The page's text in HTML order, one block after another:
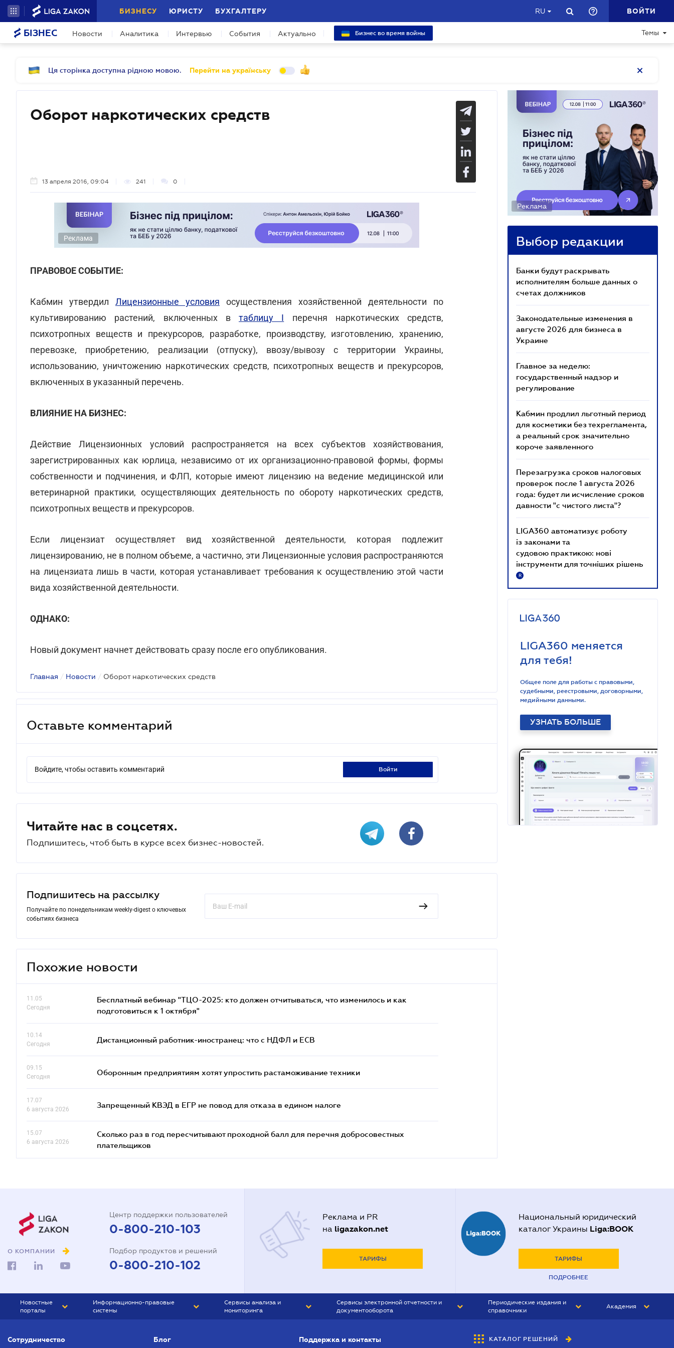
БИЗНЕСУ ЮРИСТУ БУХГАЛТЕРУ RU ВОЙТИ
БІЗНЕС Новости Аналитика Интервью События Актуально Бизнес во время войны Темы
Ця сторінка доступна рідною мовою. Перейти на українську
Оборот наркотических средств
13 апреля 2016, 09:04 241 0
Реклама
ПРАВОВОЕ СОБЫТИЕ:
Кабмин утвердил Лицензионные условия осуществления хозяйственной деятельности по
культивированию растений, включенных в таблицу I перечня наркотических средств,
психотропных веществ и прекурсоров, разработке, производству, изготовлению, хранению,
перевозке, приобретению, реализации (отпуску), ввозу/вывозу с территории Украины,
использованию, уничтожению наркотических средств, психотропных веществ и прекурсоров,
включенных в указанный перечень.
ВЛИЯНИЕ НА БИЗНЕС:
Действие Лицензионных условий распространяется на всех субъектов хозяйствования,
зарегистрированных как юрлица, независимо от их организационно-правовой формы, формы
собственности и подчинения, и ФЛП, которые имеют лицензию на ведение медицинской или
ветеринарной практики, осуществляющих деятельность по обороту наркотических средств,
психотропных веществ и прекурсоров.
Если лицензиат осуществляет вид хозяйственной деятельности, которая подлежит
лицензированию, не в полном объеме, а частично, эти Лицензионные условия распространяются
на лицензиата лишь в части, которая устанавливает требования к осуществлению этой части
вида хозяйственной деятельности.
ОДНАКО:
Новый документ начнет действовать сразу после его опубликования.
Главная / Новости / Оборот наркотических средств
Оставьте комментарий
Войдите, чтобы оставить комментарий войти
Читайте нас в соцсетях.
Подпишитесь, чтоб быть в курсе всех бизнес-новостей.
Подпишитесь на рассылку
Получайте по понедельникам weekly-digest о ключевых
событиях бизнеса
Похожие новости
11.05
Сегодня
Бесплатный вебинар "ТЦО-2025: кто должен отчитываться, что изменилось и как
подготовиться к 1 октября"
10.14
Сегодня
Дистанционный работник-иностранец: что с НДФЛ и ЕСВ
09.15
Сегодня
Оборонным предприятиям хотят упростить растаможивание техники
17.07
6 августа 2026
Запрещенный КВЭД в ЕГР не повод для отказа в едином налоге
15.07
6 августа 2026
Сколько раз в год пересчитывают проходной балл для перечня добросовестных
плательщиков
Реклама
Выбор редакции
Банки будут раскрывать
исполнителям больше данных о
счетах должников
Законодательные изменения в
августе 2026 для бизнеса в
Украине
Главное за неделю:
государственный надзор и
регулирование
Кабмин продлил льготный период
для косметики без техрегламента,
а реальный срок значительно
короче заявленного
Перезагрузка сроков налоговых
проверок после 1 августа 2026
года: будет ли исчисление сроков
давности "с чистого листа"?
LIGA360 автоматизує роботу
із законами та
судовою практикою: нові
інструменти для точніших рішень
R
LIGA360 меняется
для тебя!
Общее поле для работы с правовыми,
судебными, реестровыми, договорными,
медийными данными.
УЗНАТЬ БОЛЬШЕ
О КОМПАНИИ
Центр поддержки пользователей
0-800-210-103
Подбор продуктов и решений
0-800-210-102
Реклама и PR
на ligazakon.net
ТАРИФЫ
Национальный юридический
каталог Украины Liga:BOOK
ТАРИФЫ
ПОДРОБНЕЕ
Новостные
порталы
БИЗНЕС
Информационно-правовые
системы
Сервисы анализа и
мониторинга
Сервисы электронной отчетности и
документооборота
Периодические издания и
справочники
БУХГАЛТЕР&ЗАКОН
Академия
Сотрудничество Блог Поддержка и контакты КАТАЛОГ РЕШЕНИЙ